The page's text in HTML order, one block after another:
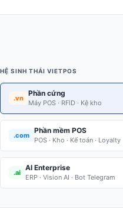
HỆ SINH THÁI VIETPOS
.vn
Phần cứng
Máy POS · RFID · Kệ kho
.com
Phần mềm POS
POS · Kho · Kế toán · Loyalty
.ai
AI Enterprise
ERP · Vision AI · Bot Telegram